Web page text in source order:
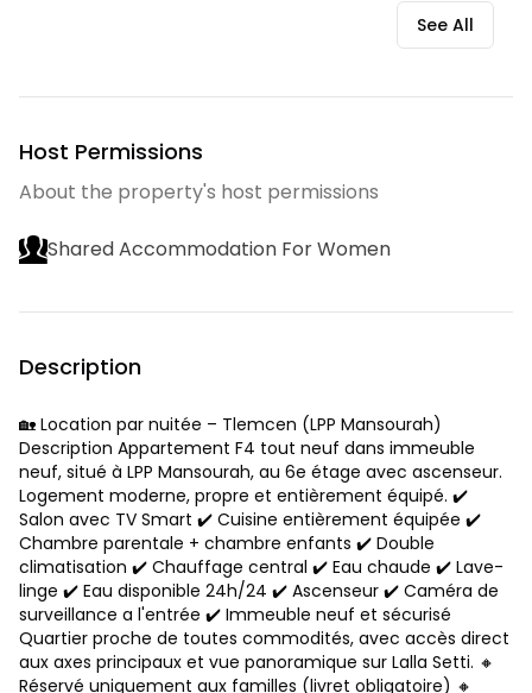
See All
Host Permissions
About the property's host permissions
Shared Accommodation For Women
Description
🏡 Location par nuitée – Tlemcen (LPP Mansourah)
Description Appartement F4 tout neuf dans immeuble
neuf, situé à LPP Mansourah, au 6e étage avec ascenseur.
Logement moderne, propre et entièrement équipé. ✔️
Salon avec TV Smart ✔️ Cuisine entièrement équipée ✔️
Chambre parentale + chambre enfants ✔️ Double
climatisation ✔️ Chauffage central ✔️ Eau chaude ✔️ Lave-
linge ✔️ Eau disponible 24h/24 ✔️ Ascenseur ✔️ Caméra de
surveillance a l'entrée ✔️ Immeuble neuf et sécurisé
Quartier proche de toutes commodités, avec accès direct
aux axes principaux et vue panoramique sur Lalla Setti. 🔸
Réservé uniquement aux familles (livret obligatoire) 🔸